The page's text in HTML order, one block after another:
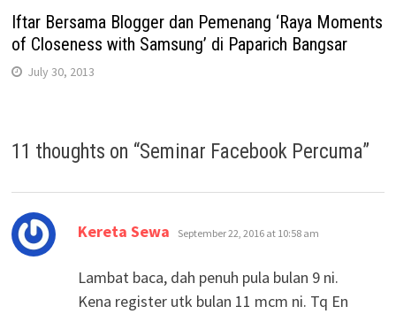
Iftar Bersama Blogger dan Pemenang ‘Raya Moments
of Closeness with Samsung’ di Paparich Bangsar
July 30, 2013
11 thoughts on “Seminar Facebook Percuma”
Kereta Sewa says:
September 22, 2016 at 10:58 am
Lambat baca, dah penuh pula bulan 9 ni.
Kena register utk bulan 11 mcm ni. Tq En